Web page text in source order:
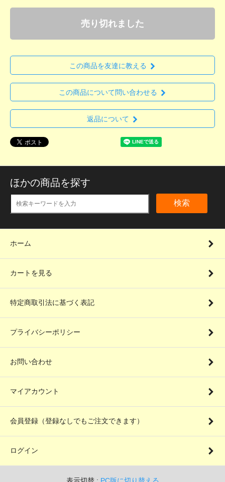
売り切れました
この商品を友達に教える
この商品について問い合わせる
返品について
ほかの商品を探す
検索
ホーム
カートを見る
特定商取引法に基づく表記
プライバシーポリシー
お問い合わせ
マイアカウント
会員登録（登録なしでもご注文できます）
ログイン